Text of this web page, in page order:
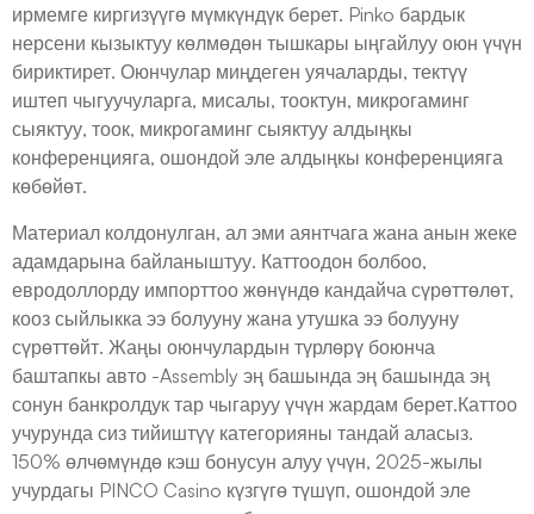
ирмемге киргизүүгө мүмкүндүк берет. Pinko бардык
нерсени кызыктуу көлмөдөн тышкары ыңгайлуу оюн үчүн
бириктирет. Оюнчулар миңдеген уячаларды, тектүү
иштеп чыгуучуларга, мисалы, тооктун, микрогаминг
сыяктуу, тоок, микрогаминг сыяктуу алдыңкы
конференцияга, ошондой эле алдыңкы конференцияга
көбөйөт.
Материал колдонулган, ал эми аянтчага жана анын жеке
адамдарына байланыштуу. Каттоодон болбоо,
евродоллорду импорттоо жөнүндө кандайча сүрөттөлөт,
кооз сыйлыкка ээ болууну жана утушка ээ болууну
сүрөттөйт. Жаңы оюнчулардын түрлөрү боюнча
баштапкы авто -Assembly эң башында эң башында эң
сонун банкролдук тар чыгаруу үчүн жардам берет.Каттоо
учурунда сиз тийиштүү категорияны тандай аласыз.
150% өлчөмүндө кэш бонусун алуу үчүн, 2025-жылы
учурдагы PINCO Casino күзгүгө түшүп, ошондой эле